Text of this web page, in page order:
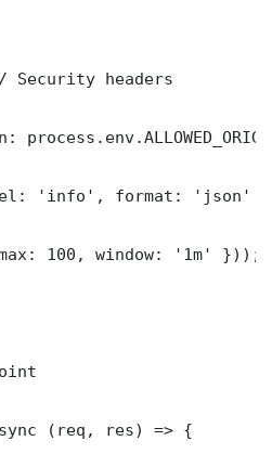
Security headers
'info', format: 'json'
100, window: '1m' }));
(req, res) => {